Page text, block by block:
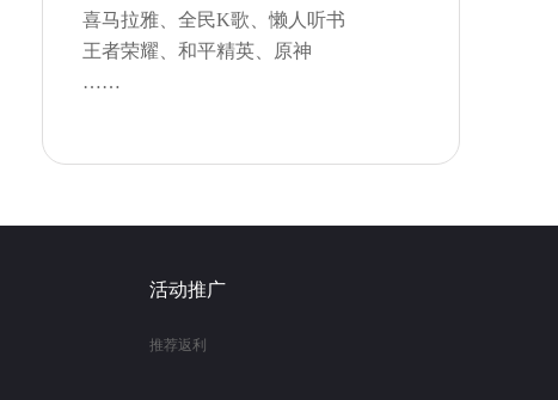
喜马拉雅、全民K歌、懒人听书
王者荣耀、和平精英、原神
……
活动推广
推荐返利